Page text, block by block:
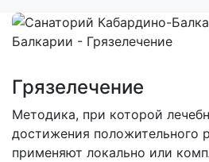
Грязелечение
Методика, при которой
достижения положительного
применяют локально или